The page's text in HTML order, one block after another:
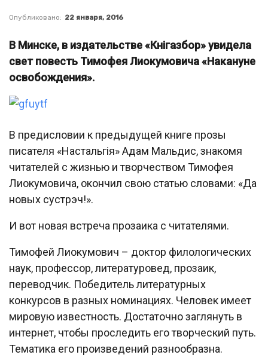
Опубликовано: 22 января, 2016
В Минске, в издательстве «Кнігазбор» увидела
свет повесть Тимофея Лиокумовича «Накануне
освобождения».
В предисловии к предыдущей книге прозы
писателя «Настальгія» Адам Мальдис, знакомя
читателей с жизнью и творчеством Тимофея
Лиокумовича, окончил свою статью словами: «Да
новых сустрэч!».
И вот новая встреча прозаика с читателями.
Тимофей Лиокумович – доктор филологических
наук, профессор, литературовед, прозаик,
переводчик. Победитель литературных
конкурсов в разных номинациях. Человек имеет
мировую известность. Достаточно заглянуть в
интернет, чтобы проследить его творческий путь.
Тематика его произведений разнообразна.